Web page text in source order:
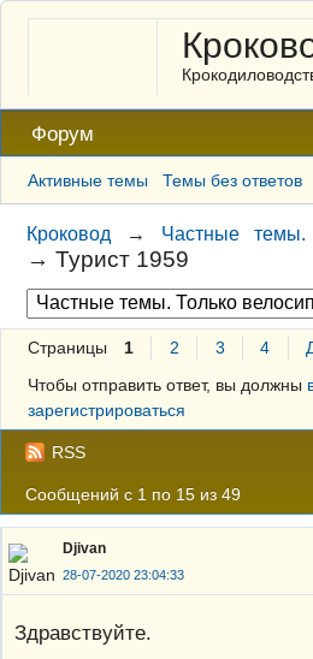
Форум
Активные темы Темы без ответов
Кроковод → Частные темы.
→Турист 1959
Страницы 1 2 3 4
Чтобы отправить ответ, вы должны
зарегистрироваться
RSS
Сообщений с 1 по 15 из 49
Djivan
28-07-2020 23:04:33
Здравствуйте.